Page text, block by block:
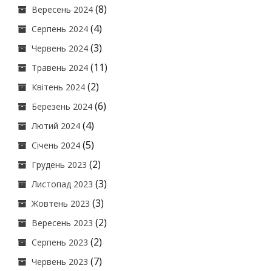
Вересень 2024 (8)
Серпень 2024 (4)
Червень 2024 (3)
Травень 2024 (11)
Квітень 2024 (2)
Березень 2024 (6)
Лютий 2024 (4)
Січень 2024 (5)
Грудень 2023 (2)
Листопад 2023 (3)
Жовтень 2023 (3)
Вересень 2023 (2)
Серпень 2023 (2)
Червень 2023 (7)